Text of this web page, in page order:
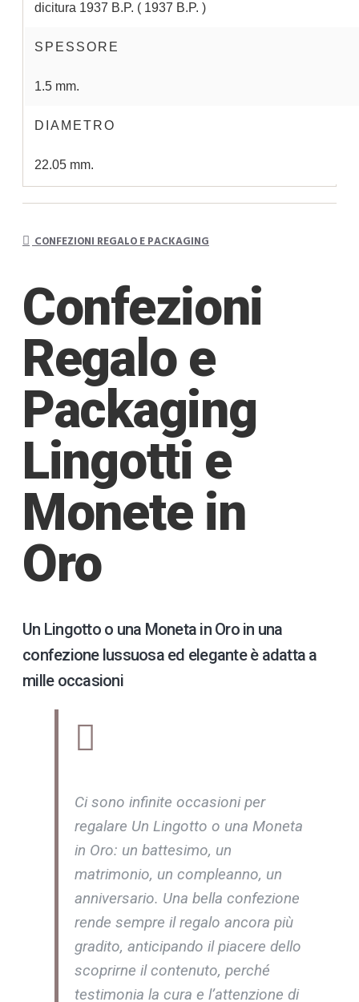
dicitura 1937 B.P. ( 1937 B.P. )
SPESSORE
1.5 mm.
DIAMETRO
22.05 mm.
CONFEZIONI REGALO E PACKAGING
Confezioni
Regalo e
Packaging
Lingotti e
Monete in
Oro
Un Lingotto o una Moneta in Oro in una
confezione lussuosa ed elegante è adatta a
mille occasioni
Ci sono infinite occasioni per
regalare Un Lingotto o una Moneta
in Oro: un battesimo, un
matrimonio, un compleanno, un
anniversario. Una bella confezione
rende sempre il regalo ancora più
gradito, anticipando il piacere dello
scoprirne il contenuto, perché
testimonia la cura e l’attenzione di